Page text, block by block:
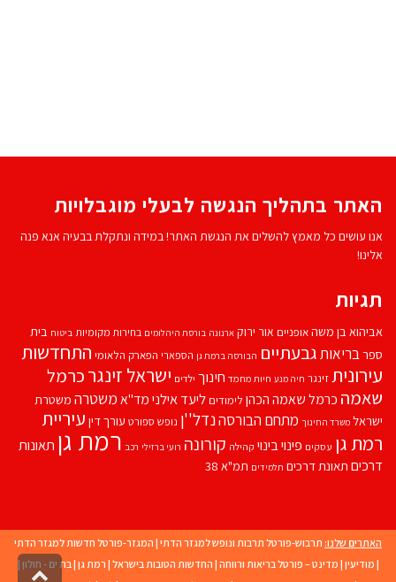
האתר בתהליך הנגשה לבעלי מוגבלויות
אנו עושים כל מאמץ להשלים את הנגשת האתר! במידה ונתקלת בבעיה אנא פנה
אלינו!
תגיות
אביהוא בן משהאופניים אור ירוק ארנונה בורסת היהלומים בחירות מקומיות ביטוח בית
ספרבריאותגבעתיים הבורסה ברמת גן הספארי הפארק הלאומי התחדשות
עירוניתזינגר חיה מנע חיות מחמד חינוך ילדים ישראל זינגרכרמל
שאמה כרמל שאמה הכהן לימודים ליעד אילנימד''אמשטרה משטרת
ישראל משרד החינוך מתחם הבורסהנדל''ן נופש ספורט עורך דין עיריית
רמת גן עסקים פינוי בינוי קהילה קורונה רועי ברזילי רכב רמת גן תאונות
דרכים תאונת דרכים תלמידים תמ"א 38
האתרים שלנו: תרבוש-פורטל תרבות ונופש למגזר הדתי | המגזר-פורטל חדשות למגזר הדתי
| מודיעין | מדינט – פורטל בריאות ורווחה | החדשות הטובות בישראל | רמת גן |בת ים - חולון |